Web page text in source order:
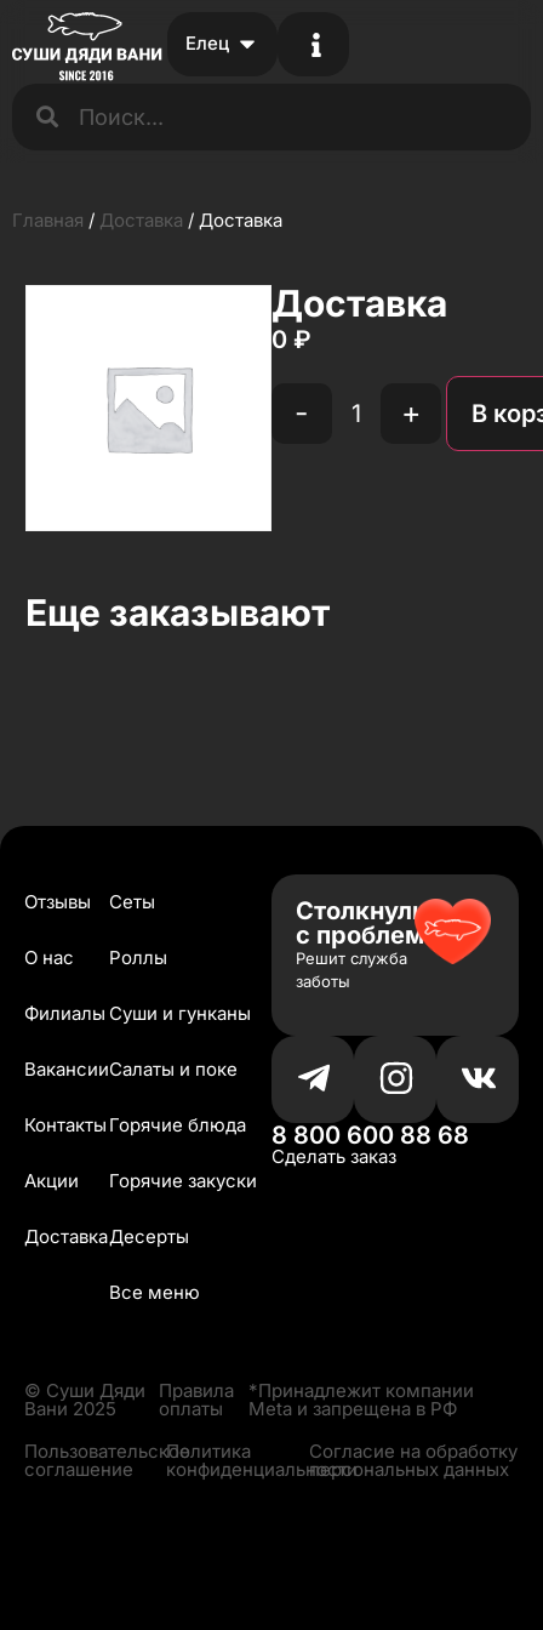
Елец
Главная / Доставка / Доставка
Доставка
0 ₽
- + В
Еще заказывают
Отзывы
О нас
Филиалы
Вакансии
Контакты
Акции
Доставка
Сеты
Роллы
Суши и гунканы
Салаты и поке
Горячие блюда
Горячие закуски
Десерты
Все меню
Столкнулись
с проблемой?
Решит служба
заботы
8 800 600 88 68
Сделать заказ
© Суши Дяди
Вани 2025
Правила
оплаты
*Принадлежит компании
Meta и запрещена в РФ
Пользовательское
соглашение
Политика
конфиденциальности
Согласие на обработку
персональных данных